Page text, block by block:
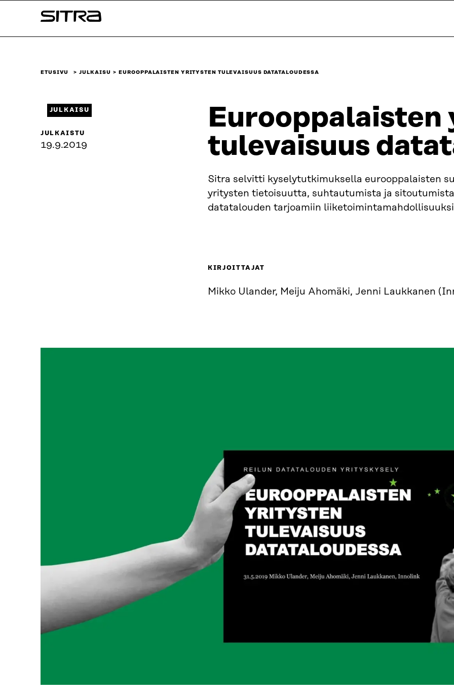
sisältöön
Sitra
ETUSIVU JULKAISU EUROOPPALAISTEN YRITYSTEN TULEVAISUUS DATATALOUDESSA
tulevaisuus
Sitra selvitti kyselytutkimuksella eurooppalaisten
yritysten tietoisuutta, suhtautumista ja
datatalouden tarjoamiin
JULKAISU
JULKAISTU
19.9.2019
KIRJOITTAJAT
Mikko Ulander, Meiju Ahomäki, Jenni Laukkanen